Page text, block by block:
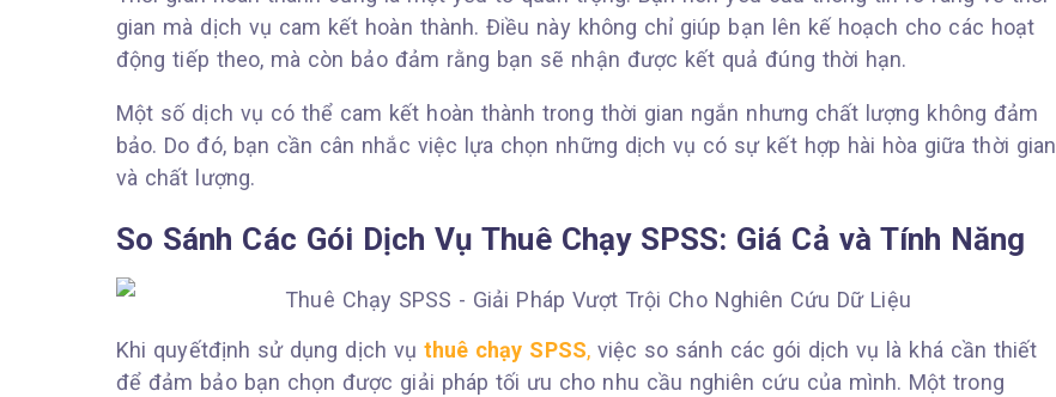
gian mà dịch vụ cam kết hoàn thành. Điều này không chỉ giúp bạn lên kế hoạch cho các hoạt
động tiếp theo, mà còn bảo đảm rằng bạn sẽ nhận được kết quả đúng thời hạn.
Một số dịch vụ có thể cam kết hoàn thành trong thời gian ngắn nhưng chất lượng không đảm
bảo. Do đó, bạn cần cân nhắc việc lựa chọn những dịch vụ có sự kết hợp hài hòa giữa thời gian
và chất lượng.
So Sánh Các Gói Dịch Vụ Thuê Chạy SPSS: Giá Cả và Tính Năng
Khi quyếtđịnh sử dụng dịch vụ thuê chạy SPSS, việc so sánh các gói dịch vụ là khá cần thiết
để đảm bảo bạn chọn được giải pháp tối ưu cho nhu cầu nghiên cứu của mình. Một trong